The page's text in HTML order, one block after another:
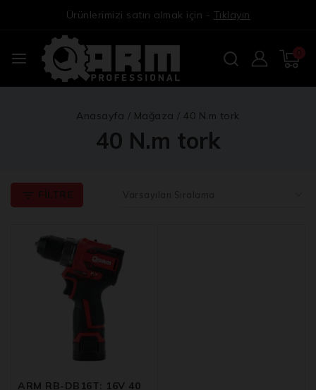
Ürünlerimizi satın almak için - Tıklayın
0
Anasayfa / Mağaza / 40 N.m tork
40 N.m tork
FILTRE
ARM RB-DB16T: 16V 40